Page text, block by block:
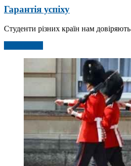
Гарантія успіху
Студенти різних країн нам довіряють